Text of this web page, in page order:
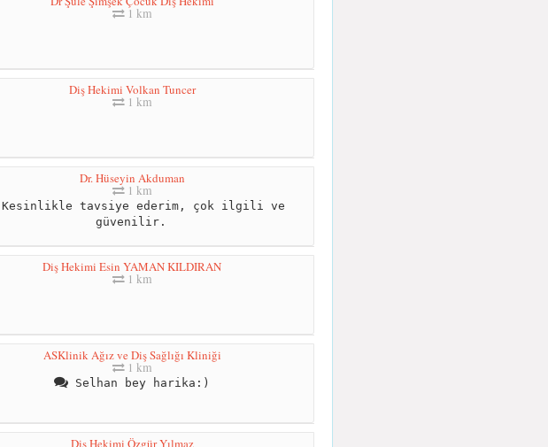
1 km
Diş Hekimi Volkan Tuncer
1 km
Dr. Hüseyin Akduman
1 km
Kesinlikle tavsiye ederim, çok ilgili ve
güvenilir.
Diş Hekimi Esin YAMAN KILDIRAN
1 km
ASKlinik Ağız ve Diş Sağlığı Kliniği
1 km
Selhan bey harika:)
Diş Hekimi Özgür Yılmaz